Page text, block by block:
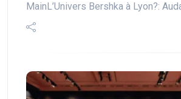
MainL’Univers Bershka à Lyon?: